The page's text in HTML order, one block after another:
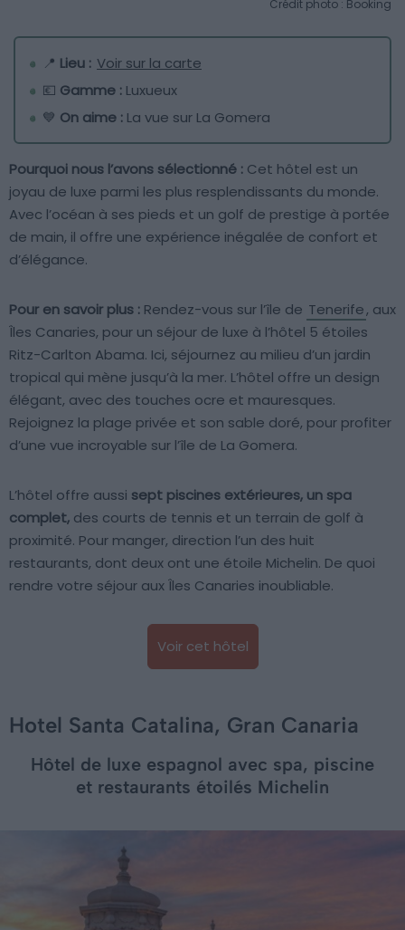
Crédit photo : Booking
📍 Lieu : Voir sur la carte
💶 Gamme : Luxueux
💙 On aime : La vue sur La Gomera
Pourquoi nous l’avons sélectionné : Cet hôtel est un
joyau de luxe parmi les plus resplendissants du monde.
Avec l’océan à ses pieds et un golf de prestige à portée
de main, il offre une expérience inégalée de confort et
d’élégance.
Pour en savoir plus : Rendez-vous sur l’île de Tenerife, aux
Îles Canaries, pour un séjour de luxe à l’hôtel 5 étoiles
Ritz-Carlton Abama. Ici, séjournez au milieu d’un jardin
tropical qui mène jusqu’à la mer. L’hôtel offre un design
élégant, avec des touches ocre et mauresques.
Rejoignez la plage privée et son sable doré, pour profiter
d’une vue incroyable sur l’île de La Gomera.
L’hôtel offre aussi sept piscines extérieures, un spa
complet, des courts de tennis et un terrain de golf à
proximité. Pour manger, direction l’un des huit
restaurants, dont deux ont une étoile Michelin. De quoi
rendre votre séjour aux Îles Canaries inoubliable.
Voir cet hôtel
Hotel Santa Catalina, Gran Canaria
Hôtel de luxe espagnol avec spa, piscine
et restaurants étoilés Michelin